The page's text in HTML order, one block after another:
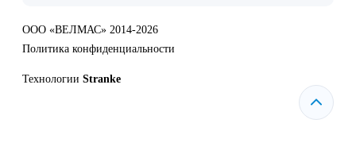
ООО «ВЕЛМАС» 2014-2026
Политика конфиденциальности
Технологии Stranke